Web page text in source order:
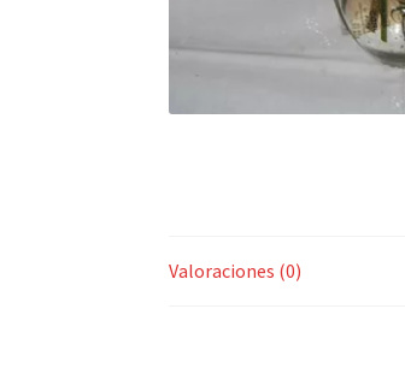
Valoraciones (0)